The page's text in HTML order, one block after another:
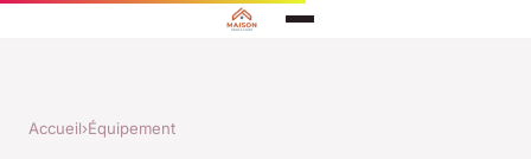
Accueil›Équipement